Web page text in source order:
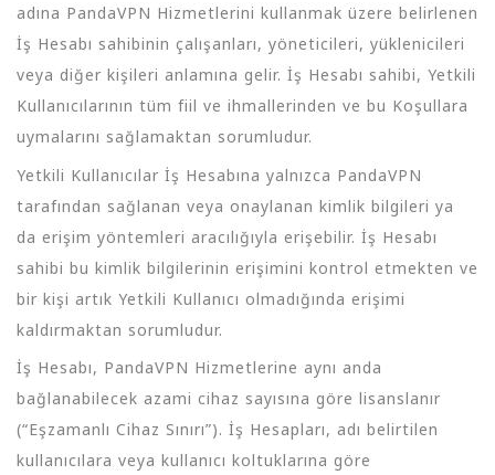
adına PandaVPN Hizmetlerini kullanmak üzere belirlenen
İş Hesabı sahibinin çalışanları, yöneticileri, yüklenicileri
veya diğer kişileri anlamına gelir. İş Hesabı sahibi, Yetkili
Kullanıcılarının tüm fiil ve ihmallerinden ve bu Koşullara
uymalarını sağlamaktan sorumludur.
Yetkili Kullanıcılar İş Hesabına yalnızca PandaVPN
tarafından sağlanan veya onaylanan kimlik bilgileri ya
da erişim yöntemleri aracılığıyla erişebilir. İş Hesabı
sahibi bu kimlik bilgilerinin erişimini kontrol etmekten ve
bir kişi artık Yetkili Kullanıcı olmadığında erişimi
kaldırmaktan sorumludur.
İş Hesabı, PandaVPN Hizmetlerine aynı anda
bağlanabilecek azami cihaz sayısına göre lisanslanır
(“Eşzamanlı Cihaz Sınırı”). İş Hesapları, adı belirtilen
kullanıcılara veya kullanıcı koltuklarına göre